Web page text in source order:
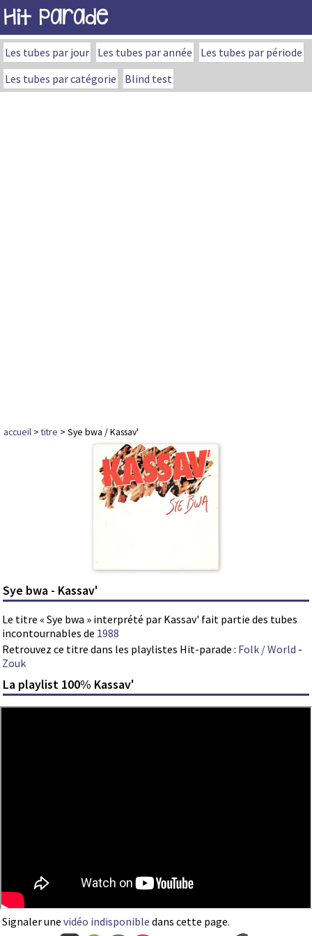
Hit Parade
Les tubes par jour Les tubes par année
Les tubes par période
Les tubes par catégorie
Blind test
accueil >titre > Sye bwa / Kassav'
Sye bwa - Kassav'
Le titre « Sye bwa » interprété par Kassav' fait partie des tubes
incontournables de 1988
Retrouvez ce titre dans les playlistes Hit-parade : Folk / World -
Zouk
La playlist 100% Kassav'
Signaler une vidéo indisponible dans cette page.